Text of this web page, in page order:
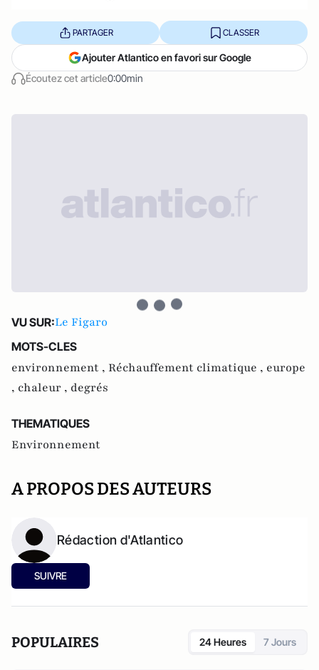
Écoutez cet article0:00min
PARTAGER CLASSER
Ajouter Atlantico en favori sur Google
VU SUR:Le Figaro
MOTS-CLES
environnement , Réchauffement climatique , europe
, chaleur , degrés
THEMATIQUES
Environnement
A PROPOS DES AUTEURS
Rédaction d'Atlantico
SUIVRE
POPULAIRES 24 Heures 7 Jours